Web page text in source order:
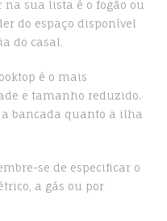
sua lista é o fogão ou
do espaço disponível
do casal.
é o mais
e tamanho reduzido.
a bancada quanto a ilha
se de especificar o
a gás ou por